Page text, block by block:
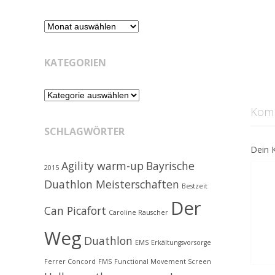
Dein
Retrospektive
KATEGORIEN
Kategorien
SCHLAGWÖRTER
2015 Agility warm-up Bayrische
Duathlon Meisterschaften Bestzeit
Can Picafort Caroline Rauscher Der
Weg Duathlon EMS Erkältungsvorsorge
Ferrer Concord FMS Functional Movement Screen